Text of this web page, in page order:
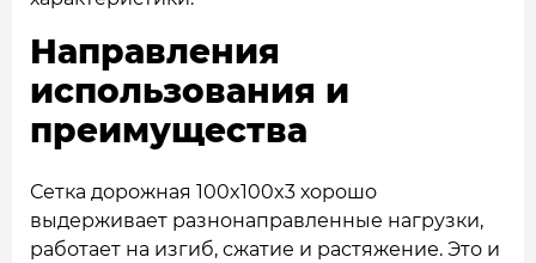
Направления
использования и
преимущества
Сетка дорожная 100x100x3 хорошо
выдерживает разнонаправленные нагрузки,
работает на изгиб, сжатие и растяжение. Это и